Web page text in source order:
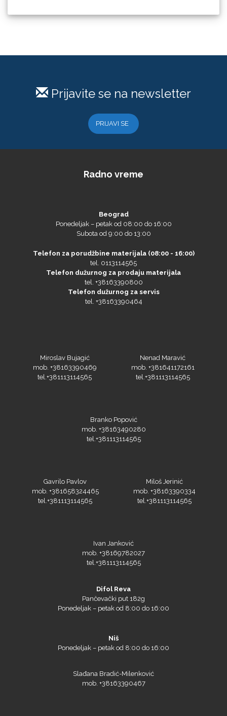
Prijavite se na newsletter
PRIJAVI SE
Radno vreme
Beograd
Ponedeljak – petak od 08:00 do 16:00
Subota od 9:00 do 13:00
Telefon za porudžbine materijala (08:00 - 16:00)
tel. 0113114565
Telefon dužurnog za prodaju materijala
tel. +38163390800
Telefon dužurnog za servis
tel. +38163390464
Miroslav Bujagić
mob. +38163390469
tel.+381113114565
Nenad Maravić
mob. +381641172161
tel.+381113114565
Branko Popović
mob. +38163490280
tel.+381113114565
Gavrilo Pavlov
mob. +381658324465
tel.+381113114565
Miloš Jerinić
mob. +38163390334
tel.+381113114565
Ivan Janković
mob. +38169782027
tel.+381113114565
Difol Reva
Pančevački put 182g
Ponedeljak – petak od 8:00 do 16:00
Niš
Ponedeljak – petak od 8:00 do 16:00
Slađana Bradić-Milenković
mob. +38163390467